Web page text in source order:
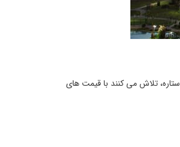
منظور از هتل های خوب، هتل هایی است که خدمات مناسبی به مسافران خود ارائه می دهند، اما مانند هتل های لوکس اشرافی و پرزرق و برق نیستند. این هتل های اغلب 4 ستاره، تلاش می کنند با قیمت های